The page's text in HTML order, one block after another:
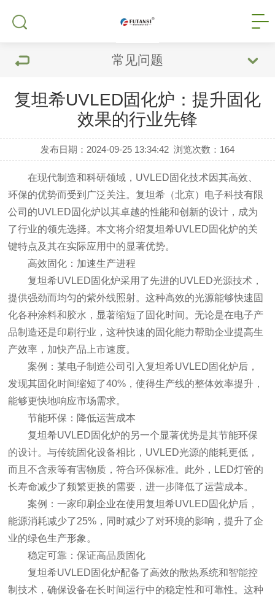
常见问题
复坦希UVLED固化炉：提升固化
效果的行业先锋
发布日期：2024-09-25 13:34:42 浏览次数： 164
在现代制造和科研领域，UVLED固化技术因其高效、
环保的优势而受到广泛关注。复坦希（北京）电子科技有限
公司的UVLED固化炉以其卓越的性能和创新的设计，成为
了行业的领先选择。本文将介绍复坦希UVLED固化炉的关
键特点及其在实际应用中的显著优势。
高效固化：加速生产进程
复坦希UVLED固化炉采用了先进的UVLED光源技术，
提供强劲而均匀的紫外线照射。这种高效的光源能够快速固
化各种涂料和胶水，显著缩短了固化时间。无论是在电子产
品制造还是印刷行业，这种快速的固化能力帮助企业提高生
产效率，加快产品上市速度。
案例：某电子制造公司引入复坦希UVLED固化炉后，
发现其固化时间缩短了40%，使得生产线的整体效率提升，
能够更快地响应市场需求。
节能环保：降低运营成本
复坦希UVLED固化炉的另一个显著优势是其节能环保
的设计。与传统固化设备相比，UVLED光源的能耗更低，
而且不含汞等有害物质，符合环保标准。此外，LED灯管的
长寿命减少了频繁更换的需要，进一步降低了运营成本。
案例：一家印刷企业在使用复坦希UVLED固化炉后，
能源消耗减少了25%，同时减少了对环境的影响，提升了企
业的绿色生产形象。
稳定可靠：保证高品质固化
复坦希UVLED固化炉配备了高效的散热系统和智能控
制技术，确保设备在长时间运行中的稳定性和可靠性。这种